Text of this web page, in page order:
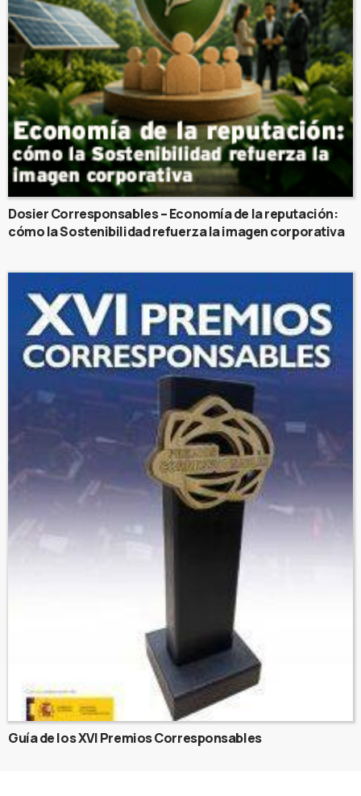
Dosier Corresponsables – Economía de la reputación:
cómo la Sostenibilidad refuerza la imagen corporativa
Guía de los XVI Premios Corresponsables